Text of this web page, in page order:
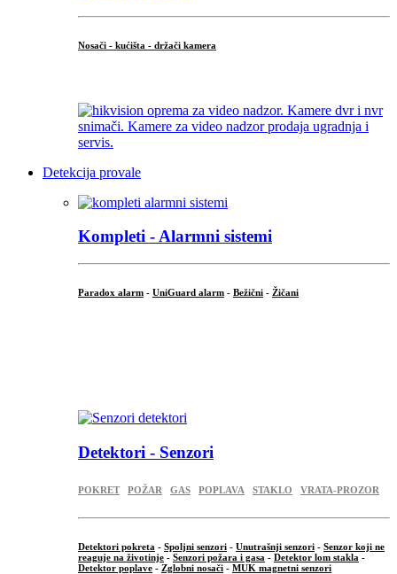
Nosači - kućišta - držači kamera
Detekcija provale
Kompleti - Alarmni sistemi
Paradox alarm - UniGuard alarm - Bežični - Žičani
Detektori - Senzori
POKRET POŽAR GAS POPLAVA STAKLO VRATA-PROZOR
Detektori pokreta - Spoljni senzori - Unutrašnji senzori - Senzor koji ne
reaguje na životinje - Senzori požara i gasa - Detektor lom stakla -
Detektor poplave - Zglobni nosači - MUK magnetni senzori